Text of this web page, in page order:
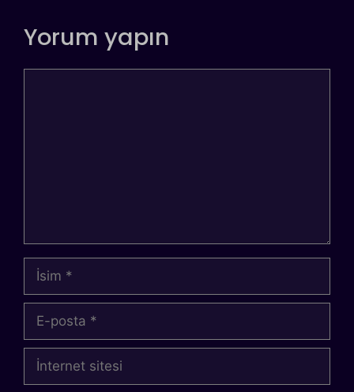
Yorum yapın
İsim
posta
İnternet
sitesi